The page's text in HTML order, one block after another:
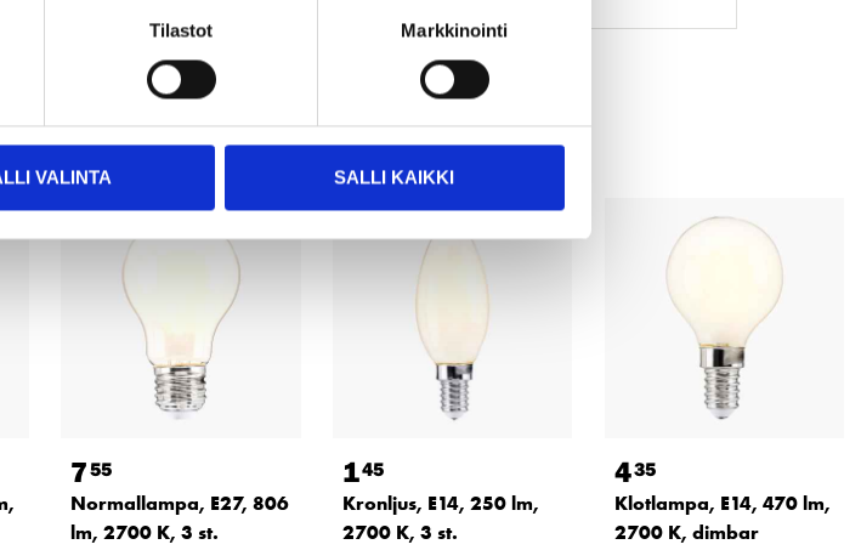
Tilastot Markkinointi
VALINTA SALLI KAIKKI
köpte också
755
Normallampa, E27, 806
lm, 2700 K, 3 st.
145
Kronljus, E14, 250 lm,
2700 K, 3 st.
435
Klotlampa, E14, 470 lm,
2700 K, dimbar